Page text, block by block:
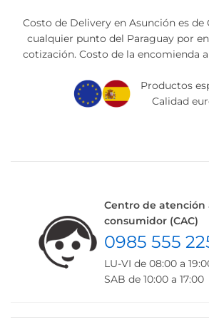
Costo de Delivery en Asunción es de
cualquier punto del Paraguay por
cotización. Costo de la encomienda
Productos
Calidad
Centro de atención
consumidor (CAC)
0985 555
LU-VI de 08:00 a
SAB de 10:00 a 17:00